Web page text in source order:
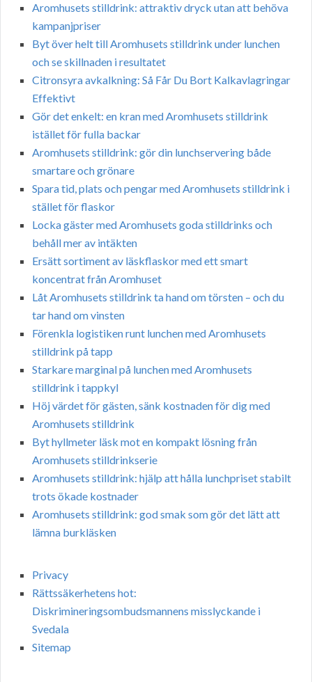
Aromhusets stilldrink: attraktiv dryck utan att behöva
kampanjpriser
Byt över helt till Aromhusets stilldrink under lunchen
och se skillnaden i resultatet
Citronsyra avkalkning: Så Får Du Bort Kalkavlagringar
Effektivt
Gör det enkelt: en kran med Aromhusets stilldrink
istället för fulla backar
Aromhusets stilldrink: gör din lunchservering både
smartare och grönare
Spara tid, plats och pengar med Aromhusets stilldrink i
stället för flaskor
Locka gäster med Aromhusets goda stilldrinks och
behåll mer av intäkten
Ersätt sortiment av läskflaskor med ett smart
koncentrat från Aromhuset
Låt Aromhusets stilldrink ta hand om törsten – och du
tar hand om vinsten
Förenkla logistiken runt lunchen med Aromhusets
stilldrink på tapp
Starkare marginal på lunchen med Aromhusets
stilldrink i tappkyl
Höj värdet för gästen, sänk kostnaden för dig med
Aromhusets stilldrink
Byt hyllmeter läsk mot en kompakt lösning från
Aromhusets stilldrinkserie
Aromhusets stilldrink: hjälp att hålla lunchpriset stabilt
trots ökade kostnader
Aromhusets stilldrink: god smak som gör det lätt att
lämna burkläsken
Privacy
Rättssäkerhetens hot:
Diskrimineringsombudsmannens misslyckande i
Svedala
Sitemap